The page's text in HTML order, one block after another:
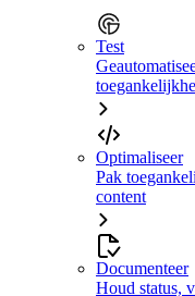
Test
Optimaliseer
Pak
content
Documenteer
Houd status,